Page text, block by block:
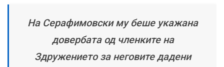
На Серафимовски му беше укажана
довербата од членките на
Здружението за неговите дадени